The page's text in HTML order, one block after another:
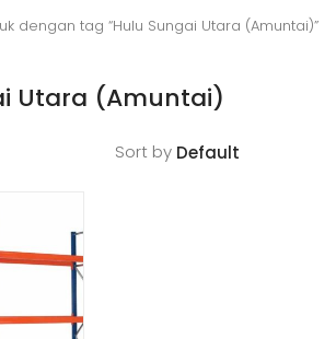
dengan tag “Hulu Sungai Utara (Amuntai)”
Utara (Amuntai)
Sort by